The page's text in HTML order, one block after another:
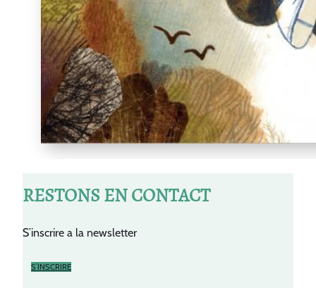
RESTONS EN CONTACT
S’inscrire a la newsletter
S’INSCRIRE